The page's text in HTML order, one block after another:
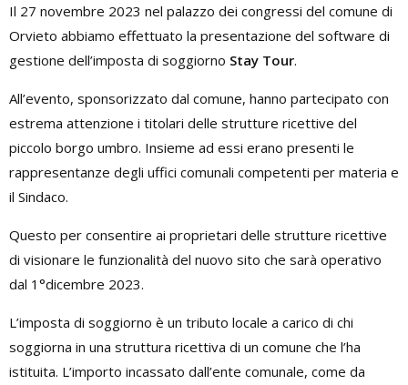
Il 27 novembre 2023 nel palazzo dei congressi del comune di
Orvieto abbiamo effettuato la presentazione del software di
gestione dell’imposta di soggiorno Stay Tour.
All’evento, sponsorizzato dal comune, hanno partecipato con
estrema attenzione i titolari delle strutture ricettive del
piccolo borgo umbro. Insieme ad essi erano presenti le
rappresentanze degli uffici comunali competenti per materia e
il Sindaco.
Questo per consentire ai proprietari delle strutture ricettive
di visionare le funzionalità del nuovo sito che sarà operativo
dal 1°dicembre 2023.
L’imposta di soggiorno è un tributo locale a carico di chi
soggiorna in una struttura ricettiva di un comune che l’ha
istituita. L’importo incassato dall’ente comunale, come da